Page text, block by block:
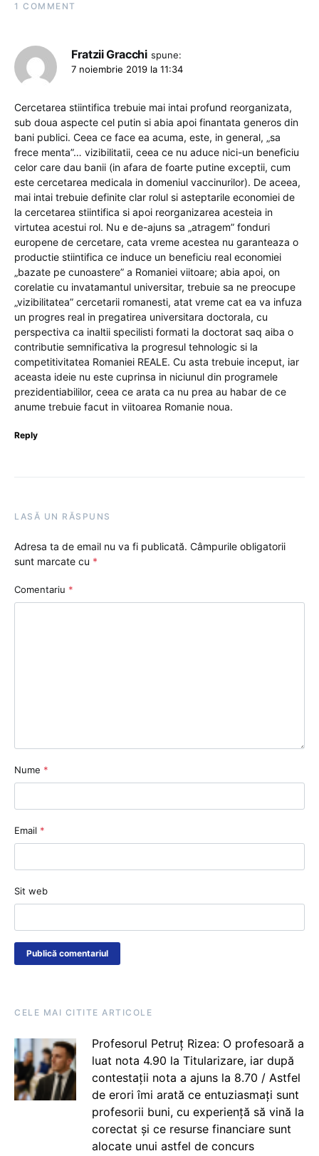
1 COMMENT
Fratzii Gracchi spune:
7 noiembrie 2019 la 11:34
Cercetarea stiintifica trebuie mai intai profund reorganizata,
sub doua aspecte cel putin si abia apoi finantata generos din
bani publici. Ceea ce face ea acuma, este, in general, „sa
frece menta”… vizibilitatii, ceea ce nu aduce nici-un beneficiu
celor care dau banii (in afara de foarte putine exceptii, cum
este cercetarea medicala in domeniul vaccinurilor). De aceea,
mai intai trebuie definite clar rolul si asteptarile economiei de
la cercetarea stiintifica si apoi reorganizarea acesteia in
virtutea acestui rol. Nu e de-ajuns sa „atragem” fonduri
europene de cercetare, cata vreme acestea nu garanteaza o
productie stiintifica ce induce un beneficiu real economiei
„bazate pe cunoastere” a Romaniei viitoare; abia apoi, on
corelatie cu invatamantul universitar, trebuie sa ne preocupe
„vizibilitatea” cercetarii romanesti, atat vreme cat ea va infuza
un progres real in pregatirea universitara doctorala, cu
perspectiva ca inaltii specilisti formati la doctorat saq aiba o
contributie semnificativa la progresul tehnologic si la
competitivitatea Romaniei REALE. Cu asta trebuie inceput, iar
aceasta ideie nu este cuprinsa in niciunul din programele
prezidentiabililor, ceea ce arata ca nu prea au habar de ce
anume trebuie facut in viitoarea Romanie noua.
Reply
LASĂ UN RĂSPUNS
Adresa ta de email nu va fi publicată. Câmpurile obligatorii
sunt marcate cu *
Comentariu *
Nume *
Email *
Sit web
CELE MAI CITITE ARTICOLE
Profesorul Petruț Rizea: O profesoară a
luat nota 4.90 la Titularizare, iar după
contestații nota a ajuns la 8.70 / Astfel
de erori îmi arată ce entuziasmați sunt
profesorii buni, cu experiență să vină la
corectat și ce resurse financiare sunt
alocate unui astfel de concurs